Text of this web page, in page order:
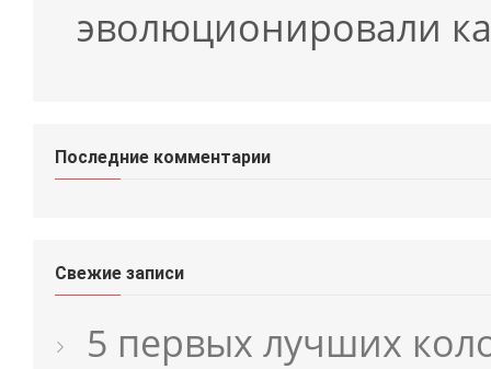
эволюционировали
Последние комментарии
Свежие записи
5 первых лучших